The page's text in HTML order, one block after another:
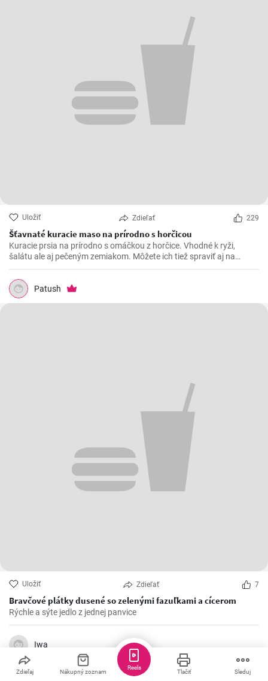
Uložiť Zdieľať 229
Šťavnaté kuracie maso na prírodno s horčicou
Kuracie prsia na prírodno s omáčkou z horčice. Vhodné k ryži,
šalátu ale aj pečeným zemiakom. Môžete ich tiež spraviť aj na
spôsob šťavnatých kuracích rezňov - taktiež na prírodno.
Patush
Uložiť Zdieľať 7
Bravčové plátky dusené so zelenými fazuľkami a cícerom
Rýchle a sýte jedlo z jednej panvice
Iwa
Zdieľaj Nákupný zoznam Tlačiť Sleduj
Reels